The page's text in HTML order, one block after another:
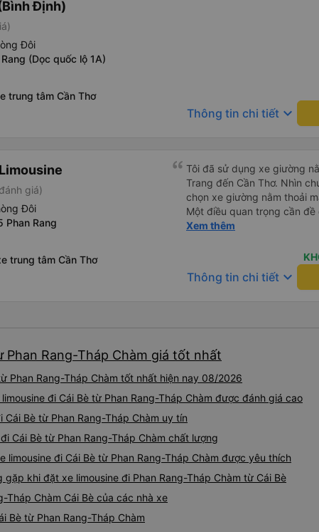
Định)
Đôi
(Dọc quốc lộ 1A)
trung tâm Cần Thơ
Thông tin chi tiết keyboard_arrow_down
giá)
Đôi
Phan Rang
trung tâm Cần Thơ
Tôi đã sử dụng xe giường
Trang đến Cần Thơ. Nhìn
chọn xe giường nằm thoải
Một điều quan trọng cần đề
xe, điều này có thể gây khó
chuyến đi vẫn khá thoải
(hôm qua) rất tốt. Mặc dù
nhưng công ty đã thông
khoảng 4:00 sáng và 9:00
cấp bàn chải đánh răng, đó
nghỉ đêm nào cho đến
chịu. Có vẻ như lịch trình
tương lai. Nhìn chung, tôi
dịch vụ xe buýt giường nằm
chuyến công tác, vì đây
buýt giường nằm thoải mái
thực sự hy vọng rằng trong
Xem thêm
Thông tin chi tiết keyboard_arrow_down
Phan Rang-Tháp Chàm giá tốt nhất
Phan Rang-Tháp Chàm tốt nhất hiện nay 08/2026
đi Cái Bè từ Phan Rang-Tháp Chàm được đánh giá cao
Bè từ Phan Rang-Tháp Chàm uy tín
Cái Bè từ Phan Rang-Tháp Chàm chất lượng
limousine đi Cái Bè từ Phan Rang-Tháp Chàm được yêu thích
khi đặt xe limousine đi Phan Rang-Tháp Chàm từ Cái Bè
Tháp Chàm Cái Bè của các nhà xe
Bè từ Phan Rang-Tháp Chàm